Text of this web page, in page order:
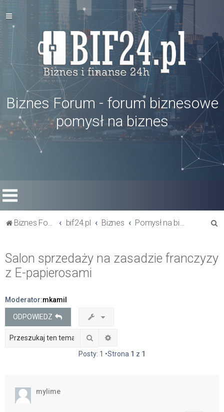
Biznes Forum - forum biznesowe
pomysł na biznes
Biznes Forum bif24.pl Biznes Pomysł na biznes
Salon sprzedaży na zasadzie franczyzy
z E-papierosami
Moderator:mkamil
ODPOWIEDZ
Szukaj
Posty: 1 •Strona 1 z 1
mylime